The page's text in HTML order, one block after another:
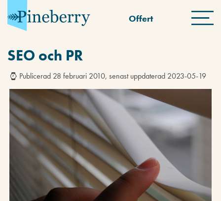
Offert
SEO och PR
Publicerad 28 februari 2010, senast uppdaterad 2023-05-19